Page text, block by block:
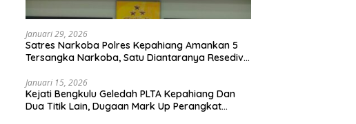
Januari 29, 2026
Satres Narkoba Polres Kepahiang Amankan 5
Tersangka Narkoba, Satu Diantaranya Resedivis
Januari 15, 2026
Kejati Bengkulu Geledah PLTA Kepahiang Dan
Dua Titik Lain, Dugaan Mark Up Perangkat